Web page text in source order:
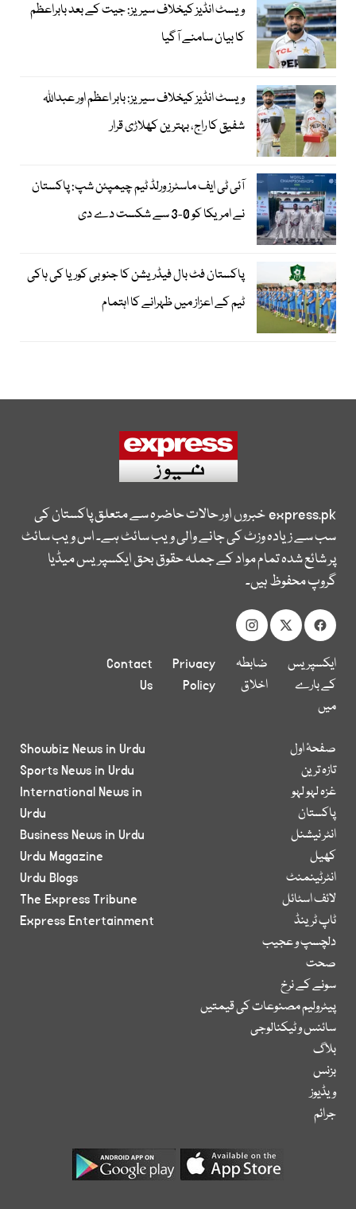
ویسٹ انڈیز کیخلاف سیریز: جیت کے بعد بابراعظم
کا بیان سامنے آگیا
ویسٹ انڈیز کیخلاف سیریز: بابر اعظم اور عبداللہ
شفیق کا راج، بہترین کھلاڑی قرار
آئی ٹی ایف ماسٹرز ورلڈ ٹیم چیمپئن شپ: پاکستان
نے امریکا کو 0-3 سے شکست دے دی
پاکستان فٹ بال فیڈریشن کا جنوبی کوریا کی ہاکی
ٹیم کے اعزاز میں ظہرانے کا اہتمام
express.pkخبروں اور حالات حاضرہ سے متعلق پاکستان کی
سب سے زیادہ وزٹ کی جانے والی ویب سائٹ ہے۔ اس ویب سائٹ
پر شائع شدہ تمام مواد کے جملہ حقوق بحق ایکسپریس میڈیا
گروپ محفوظ ہیں۔
ایکسپریس
کے بارے
میں
ضابطہ
اخلاق
Privacy
Policy
Contact
Us
صفحۂ اول
تازہ ترین
غزہ لہو لہو
پاکستان
انٹر نیشنل
کھیل
انٹرٹینمنٹ
لائف اسٹائل
ٹاپ ٹرینڈ
دلچسپ و عجیب
صحت
سونے کے نرخ
پیٹرولیم مصنوعات کی قیمتیں
سائنس و ٹیکنالوجی
بلاگ
بزنس
ویڈیوز
جرائم
Showbiz News in Urdu
Sports News in Urdu
International News in
Urdu
Business News in Urdu
Urdu Magazine
Urdu Blogs
The Express Tribune
Express Entertainment